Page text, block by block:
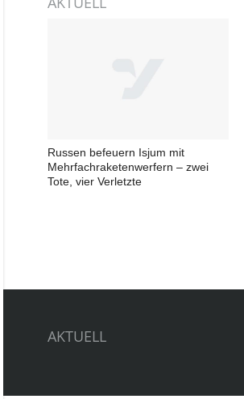
Russen befeuern Isjum mit
Mehrfachraketenwerfern – zwei
Tote, vier Verletzte
AKTUELL